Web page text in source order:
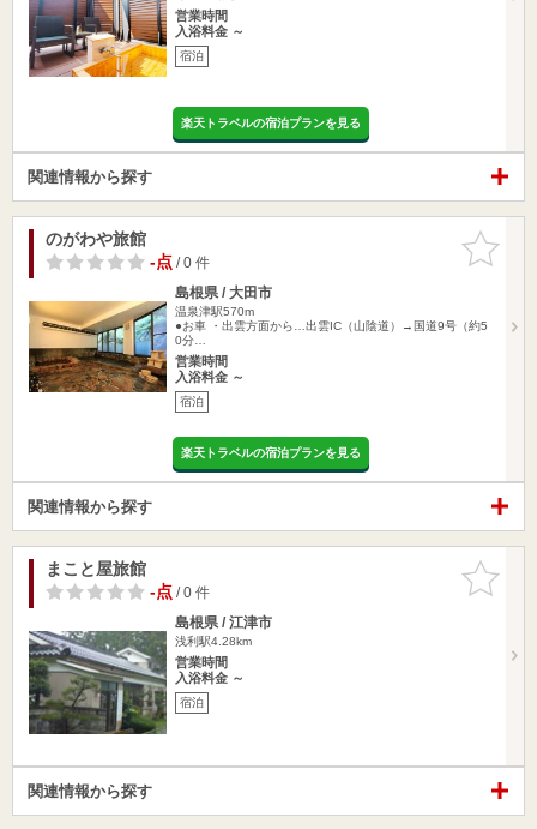
営業時間
入浴料金 ～
宿泊
楽天トラベルの宿泊プランを見る
関連情報から探す
お気に入
りに追加
のがわや旅館
-点/ 0 件
島根県 / 大田市
温泉津駅570m
●お車 ・出雲方面から…出雲IC（山陰道）→国道9号（約5
0分…
営業時間
入浴料金 ～
宿泊
楽天トラベルの宿泊プランを見る
関連情報から探す
お気に入
りに追加
まこと屋旅館
-点/ 0 件
島根県 / 江津市
浅利駅4.28km
営業時間
入浴料金 ～
宿泊
関連情報から探す